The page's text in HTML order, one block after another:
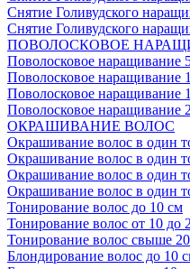
Снятие Голивудского
Снятие Голивудского
ПОВОЛОСКОВОЕ
Поволосковое наращивание
Поволосковое наращивание
Поволосковое наращивание
Поволосковое наращивание
ОКРАШИВАНИЕ ВОЛОС
Окрашивание волос в один
Окрашивание волос в один
Окрашивание волос в один
Окрашивание волос в один
Тонирование волос до 10 см
Тонирование волос от 10 до
Тонирование волос свыше
Блондирование волос до 10